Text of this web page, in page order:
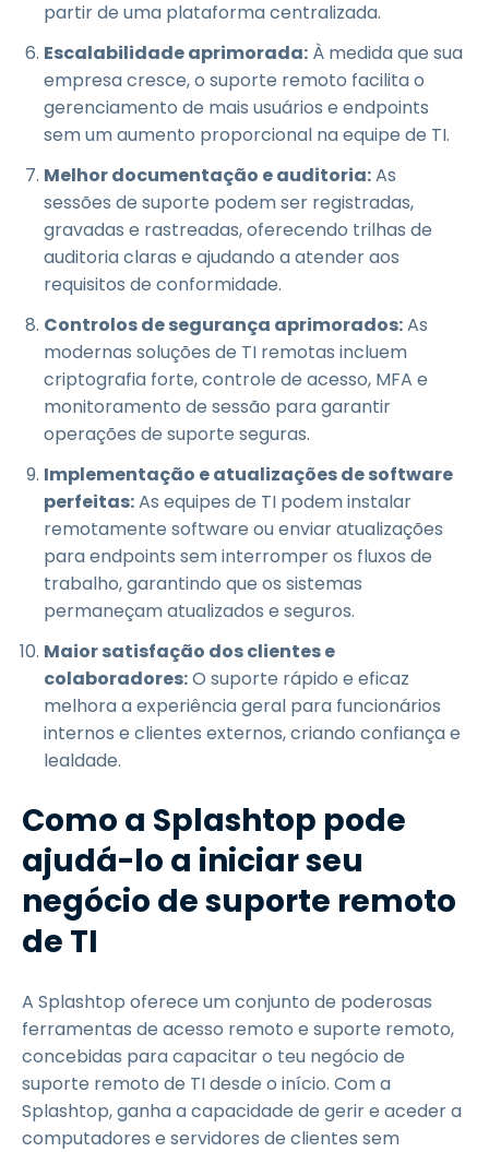
partir de uma plataforma centralizada.
Escalabilidade aprimorada: À medida que sua
empresa cresce, o suporte remoto facilita o
gerenciamento de mais usuários e endpoints
sem um aumento proporcional na equipe de TI.
Melhor documentação e auditoria:As
sessões de suporte podem ser registradas,
gravadas e rastreadas, oferecendo trilhas de
auditoria claras e ajudando a atender aos
requisitos de conformidade.
Controlos de segurança aprimorados:As
modernas soluções de TI remotas incluem
criptografia forte, controle de acesso, MFA e
monitoramento de sessão para garantir
operações de suporte seguras.
Implementação e atualizações de software
perfeitas:As equipes de TI podem instalar
remotamente software ou enviar atualizações
para endpoints sem interromper os fluxos de
trabalho, garantindo que os sistemas
permaneçam atualizados e seguros.
Maior satisfação dos clientes e
colaboradores:O suporte rápido e eficaz
melhora a experiência geral para funcionários
internos e clientes externos, criando confiança e
lealdade.
Como a Splashtop pode
ajudá-lo a iniciar seu
negócio de suporte remoto
de TI
A Splashtop oferece um conjunto de poderosas
ferramentas de acesso remoto e suporte remoto,
concebidas para capacitar o teu negócio de
suporte remoto de TI desde o início. Com a
Splashtop, ganha a capacidade de gerir e aceder a
computadores e servidores de clientes sem